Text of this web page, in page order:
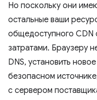
Но поскольку они
остальные ваши
общедоступного CDN
затратами. Браузеру
DNS, установить
безопасном
с сервером